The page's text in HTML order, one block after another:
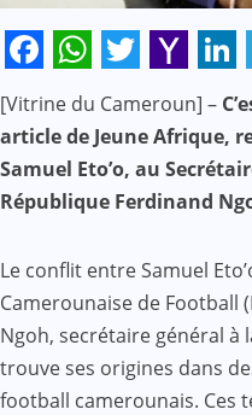
Facebook
WhatsApp
Twitter
Mail
[Vitrine du Cameroun] –
article de Jeune Afrique,
Samuel Eto’o, au
République Ferdinand
Le conflit entre Samuel
Camerounaise de Football
Ngoh, secrétaire général à
trouve ses origines dans
football camerounais. Ces